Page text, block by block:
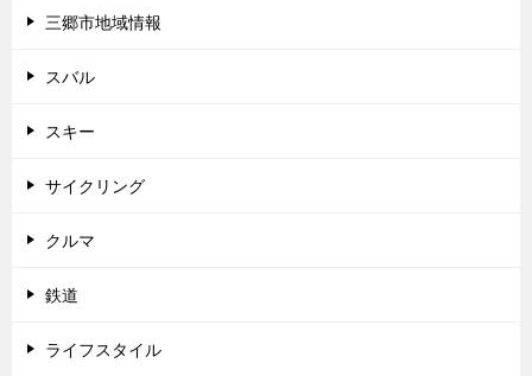
三郷市地域情報
スバル
スキー
サイクリング
クルマ
鉄道
ライフスタイル